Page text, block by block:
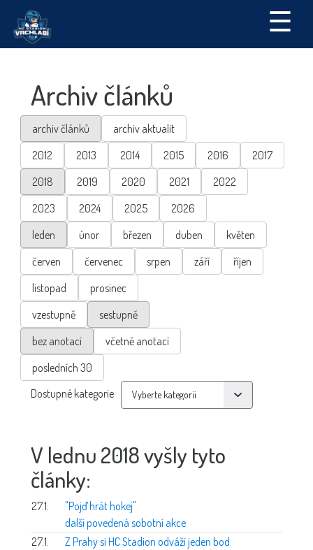
☰
Archiv článků
archiv článků
archiv aktualit
2012
2013 2014 2015 2016
2017
2018
2019 2020 2021
2022
2023
2024 2025
2026
leden
únor březen duben
květen
červen
červenec srpen září
říjen
listopad
prosinec
vzestupně
sestupně
bez anotací
včetně anotací
posledních 30
Dostupné kategorie
V lednu 2018 vyšly tyto
články:
27.1.
"Pojď hrát hokej"
další povedená sobotní akce
27.1.
Z Prahy si HC Stadion odváží jeden bod